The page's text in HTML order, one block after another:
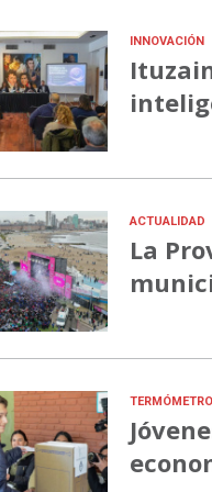
INNOVACIÓN
ACTUALIDAD
La